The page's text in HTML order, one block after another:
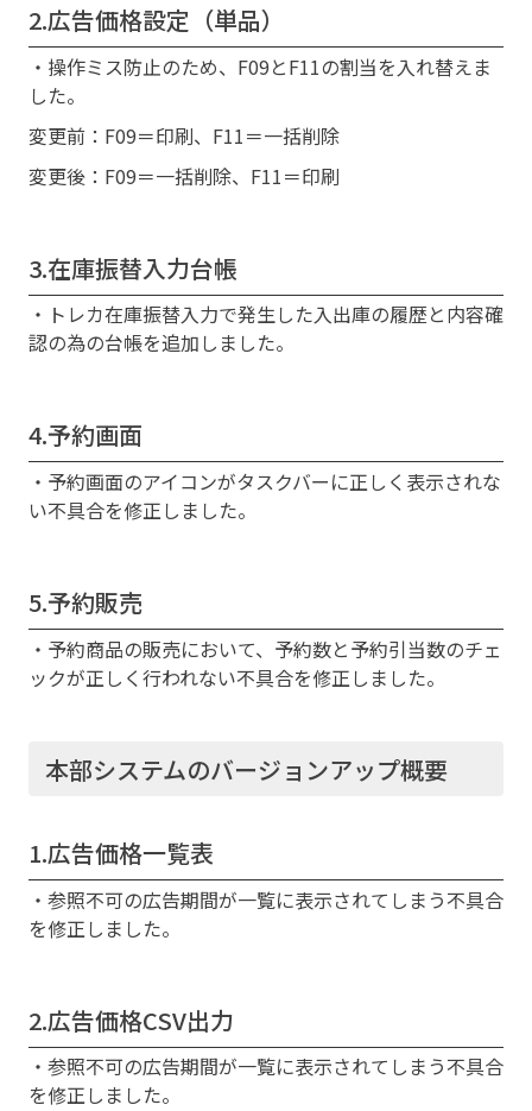
2.広告価格設定（単品）
・操作ミス防止のため、F09とF11の割当を入れ替えま
した。
変更前：F09＝印刷、F11＝一括削除
変更後：F09＝一括削除、F11＝印刷
3.在庫振替入力台帳
・トレカ在庫振替入力で発生した入出庫の履歴と内容確
認の為の台帳を追加しました。
4.予約画面
・予約画面のアイコンがタスクバーに正しく表示されな
い不具合を修正しました。
5.予約販売
・予約商品の販売において、予約数と予約引当数のチェ
ックが正しく行われない不具合を修正しました。
本部システムのバージョンアップ概要
1.広告価格一覧表
・参照不可の広告期間が一覧に表示されてしまう不具合
を修正しました。
2.広告価格CSV出力
・参照不可の広告期間が一覧に表示されてしまう不具合
を修正しました。